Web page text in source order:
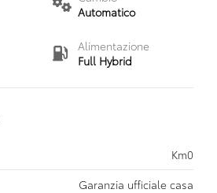
Automatico
Alimentazione
Full Hybrid
Km0
Garanzia ufficiale casa